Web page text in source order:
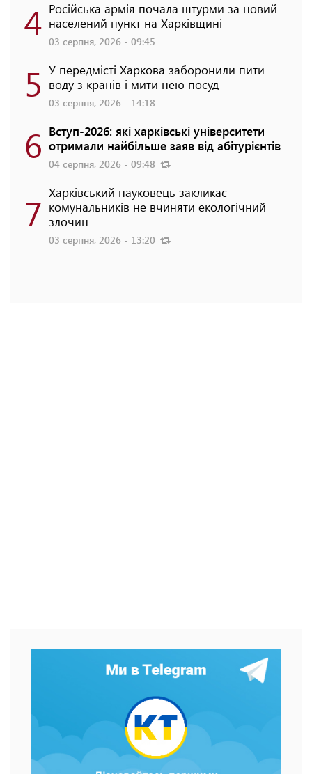
4 Російська армія почала штурми за новий
населений пункт на Харківщині
03 серпня, 2026 - 09:45
5 У передмісті Харкова заборонили пити
воду з кранів і мити нею посуд
03 серпня, 2026 - 14:18
6 Вступ-2026: які харківські університети
отримали найбільше заяв від абітурієнтів
04 серпня, 2026 - 09:48
7 Харківський науковець закликає
комунальників не вчиняти екологічний
злочин
03 серпня, 2026 - 13:20